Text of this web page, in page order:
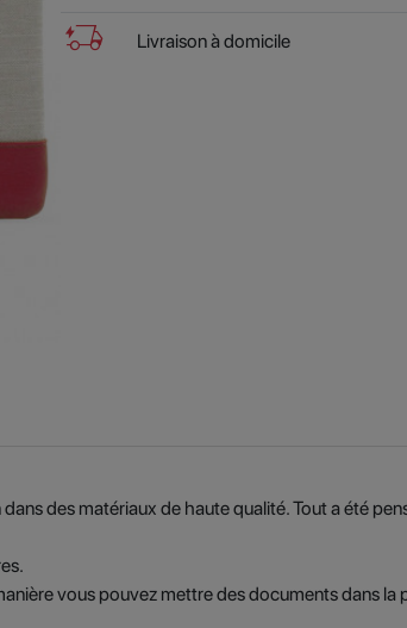
delivery_truck_bolt Livraison à domicile
des matériaux de haute qualité. Tout a été
vous pouvez mettre des documents dans la